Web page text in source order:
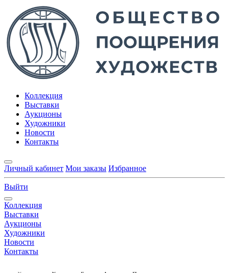
Коллекция
Выставки
Аукционы
Художники
Новости
Контакты
Личный кабинет Мои заказы Избранное
Выйти
Коллекция
Выставки
Аукционы
Художники
Новости
Контакты